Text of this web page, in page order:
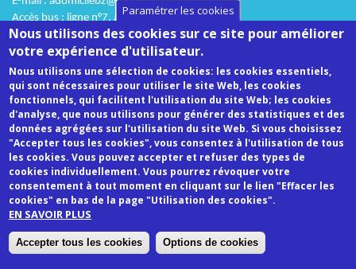
Accès bus : ligne n°7, arrêt Constans
Etablissement Sète
34200 SETE
Tél : 04 67 18 18 40
Fax : 04 67 48 53 66
E-mail : adomicile34@adh.asso.fr
Accès bus : ligne n°6, arrêt Espace Saint Clair
Cookies
Contact
Mentions légales
Paramétrer les cookies
Nous utilisons des cookies sur ce site pour améliorer
votre expérience d'utilisateur.
Nous utilisons une sélection de cookies: les cookies essentiels,
qui sont nécessaires pour utiliser le site Web, les cookies
fonctionnels, qui facilitent l'utilisation du site Web; les cookies
d'analyse, que nous utilisons pour générer des statistiques et des
données agrégées sur l'utilisation du site Web. Si vous choisissez
"Accepter tous les cookies", vous consentez à l'utilisation de tous
les cookies. Vous pouvez accepter et refuser des types de
cookies individuellement. Vous pourrez révoquer votre
consentement à tout moment en cliquant sur le lien "Effacer les
cookies" en bas de la page "Utilisation des cookies".
EN SAVOIR PLUS
Accepter tous les cookies Options de cookies